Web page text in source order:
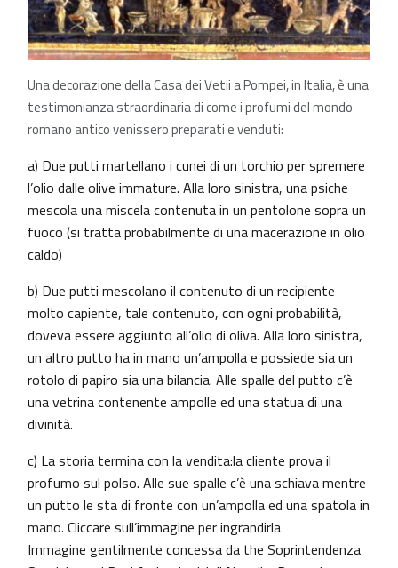
Una decorazione della Casa dei Vetii a Pompei, in Italia, è una
testimonianza straordinaria di come i profumi del mondo
romano antico venissero preparati e venduti:
a) Due putti martellano i cunei di un torchio per spremere
l’olio dalle olive immature. Alla loro sinistra, una psiche
mescola una miscela contenuta in un pentolone sopra un
fuoco (si tratta probabilmente di una macerazione in olio
caldo)
b) Due putti mescolano il contenuto di un recipiente
molto capiente, tale contenuto, con ogni probabilità,
doveva essere aggiunto all’olio di oliva. Alla loro sinistra,
un altro putto ha in mano un’ampolla e possiede sia un
rotolo di papiro sia una bilancia. Alle spalle del putto c’è
una vetrina contenente ampolle ed una statua di una
divinità.
c) La storia termina con la vendita:la cliente prova il
profumo sul polso. Alle sue spalle c’è una schiava mentre
un putto le sta di fronte con un’ampolla ed una spatola in
mano. Cliccare sull’immagine per ingrandirla
Immagine gentilmente concessa da the Soprintendenza